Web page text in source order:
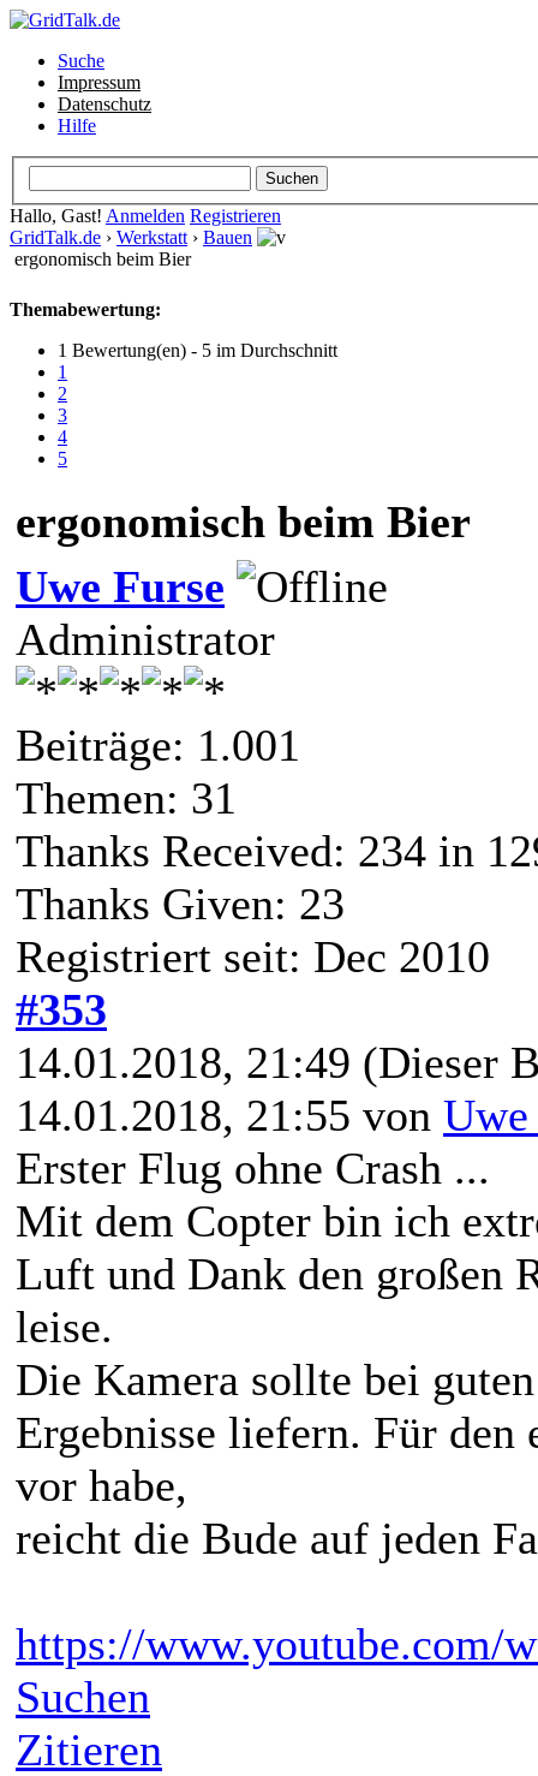
Suche
Impressum
Datenschutz
Hilfe
Hallo, Gast! Anmelden Registrieren
GridTalk.de › Werkstatt › Bauen
ergonomisch beim Bier
Themabewertung:
1 Bewertung(en) - 5 im Durchschnitt
1
2
3
4
5
ergonomisch beim Bier
Uwe Furse
Administrator
Beiträge: 1.001
Themen: 31
Thanks Received: 234 in
Thanks Given: 23
Registriert seit: Dec 2010
#353
14.01.2018, 21:49 (Dieser
14.01.2018, 21:55 von Uwe
Erster Flug ohne Crash ...
Mit dem Copter bin ich
Luft und Dank den großen
leise.
Die Kamera sollte bei
Ergebnisse liefern. Für
vor habe,
reicht die Bude auf jeden
https://www.youtube.com/
Suchen
Zitieren